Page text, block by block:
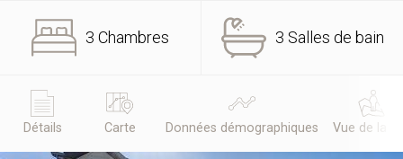
3 Chambres 3 Salles de bain
Détails Carte Données démographiques Vue de la